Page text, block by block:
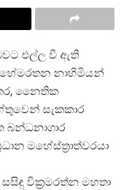
එල්ල වී ඇති
හේමරතන නාහිමියන්
නෛතික
සැකකාර
රධාන මහේස්ත්රාත්වරයා
සසිඳු වික්රමරත්න මහතා